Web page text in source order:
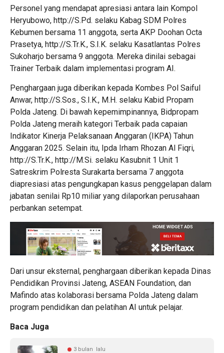
Personel yang mendapat apresiasi antara lain Kompol
Heryubowo, http://S.Pd. selaku Kabag SDM Polres
Kebumen bersama 11 anggota, serta AKP Doohan Octa
Prasetya, http://S.Tr.K., S.I.K. selaku Kasatlantas Polres
Sukoharjo bersama 9 anggota. Mereka dinilai sebagai
Trainer Terbaik dalam implementasi program AI.
Penghargaan juga diberikan kepada Kombes Pol Saiful
Anwar, http://S.Sos., S.I.K., M.H. selaku Kabid Propam
Polda Jateng. Di bawah kepemimpinannya, Bidpropam
Polda Jateng meraih kategori Terbaik pada capaian
Indikator Kinerja Pelaksanaan Anggaran (IKPA) Tahun
Anggaran 2025. Selain itu, Ipda Irham Rhozan Al Fiqri,
http://S.Tr.K., http://M.Si. selaku Kasubnit 1 Unit 1
Satreskrim Polresta Surakarta bersama 7 anggota
diapresiasi atas pengungkapan kasus penggelapan dalam
jabatan senilai Rp10 miliar yang dilaporkan perusahaan
perbankan setempat.
Dari unsur eksternal, penghargaan diberikan kepada Dinas
Pendidikan Provinsi Jateng, ASEAN Foundation, dan
Mafindo atas kolaborasi bersama Polda Jateng dalam
program pendidikan dan pelatihan AI untuk pelajar.
Baca Juga
3 bulan lalu